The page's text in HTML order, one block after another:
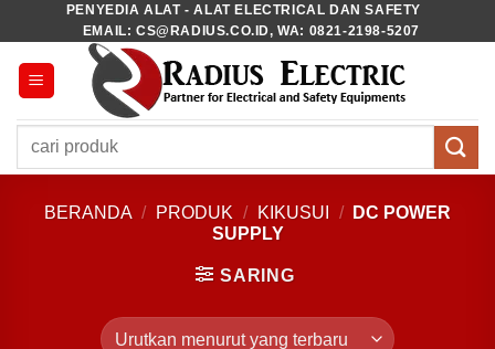
to
content
PENYEDIA ALAT - ALAT ELECTRICAL DAN SAFETY
EMAIL: CS@RADIUS.CO.ID, WA: 0821-2198-5207
Pencarian
BERANDA / PRODUK / KIKUSUI /
DC POWER
SUPPLY
SARING